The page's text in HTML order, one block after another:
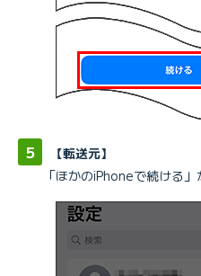
【転送元】
「ほかのiPhoneで続ける」